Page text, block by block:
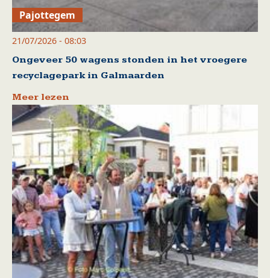
Pajottegem
21/07/2026 - 08:03
Ongeveer 50 wagens stonden in het vroegere
recyclagepark in Galmaarden
Meer lezen